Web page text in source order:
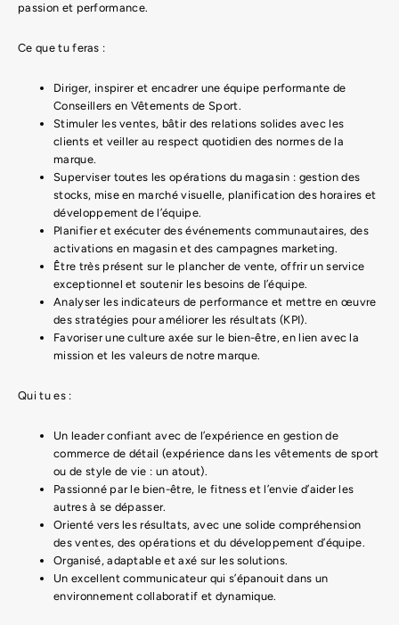
passion et performance.
Ce que tu feras :
Diriger, inspirer et encadrer une équipe performante de
Conseillers en Vêtements de Sport.
Stimuler les ventes, bâtir des relations solides avec les
clients et veiller au respect quotidien des normes de la
marque.
Superviser toutes les opérations du magasin : gestion des
stocks, mise en marché visuelle, planification des horaires et
développement de l’équipe.
Planifier et exécuter des événements communautaires, des
activations en magasin et des campagnes marketing.
Être très présent sur le plancher de vente, offrir un service
exceptionnel et soutenir les besoins de l’équipe.
Analyser les indicateurs de performance et mettre en œuvre
des stratégies pour améliorer les résultats (KPI).
Favoriser une culture axée sur le bien-être, en lien avec la
mission et les valeurs de notre marque.
Qui tu es :
Un leader confiant avec de l’expérience en gestion de
commerce de détail (expérience dans les vêtements de sport
ou de style de vie : un atout).
Passionné par le bien-être, le fitness et l’envie d’aider les
autres à se dépasser.
Orienté vers les résultats, avec une solide compréhension
des ventes, des opérations et du développement d’équipe.
Organisé, adaptable et axé sur les solutions.
Un excellent communicateur qui s’épanouit dans un
environnement collaboratif et dynamique.